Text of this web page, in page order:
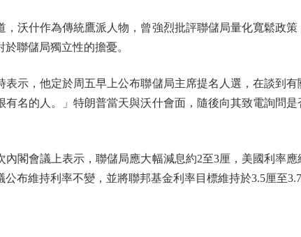
什作為傳統鷹派人物，曾強烈批評聯儲局量化寬鬆政策
聯儲局獨立性的擔憂。
，他定於周五早上公布聯儲局主席提名人選，在談到有
有名的人。」特朗普當天與沃什會面，隨後向其致電詢問
會議上表示，聯儲局應大幅減息約2至3厘，美國利率應
布維持利率不變，並將聯邦基金利率目標維持於3.5厘至